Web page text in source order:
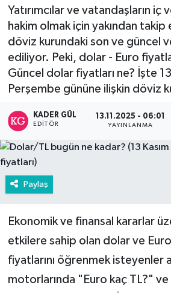
Yatırımcılar ve vatandaşların iç
hakim olmak için yakından takip
döviz kurundaki son ve güncel
ediliyor. Peki, dolar - Euro
Güncel dolar fiyatları ne? İşte
Perşembe gününe ilişkin döviz
KADER GÜL
EDITÖR
13.11.2025 - 06:01
YAYINLANMA
Paylaş
Ekonomik ve finansal kararlar
etkilere sahip olan dolar ve
fiyatlarını öğrenmek isteyenler
motorlarında "Euro kaç TL?"
Son Dakika Haberleri
Haber Arşivi